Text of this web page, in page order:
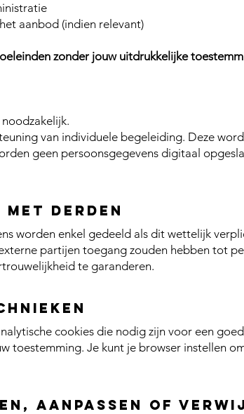
aanbod (indien relevant)
zonder jouw uitdrukkelijke
van individuele begeleiding. Deze
geen persoonsgegevens digitaal
met derden
worden enkel gedeeld als dit wettelijk
partijen toegang zouden hebben tot
te garanderen.
cookies die nodig zijn voor een
toestemming. Je kunt je browser instellen
aanpassen of